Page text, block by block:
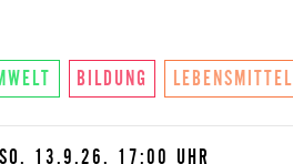
BILDUNG LEBENSMITTEL
13.9.26, 17:00 UHR